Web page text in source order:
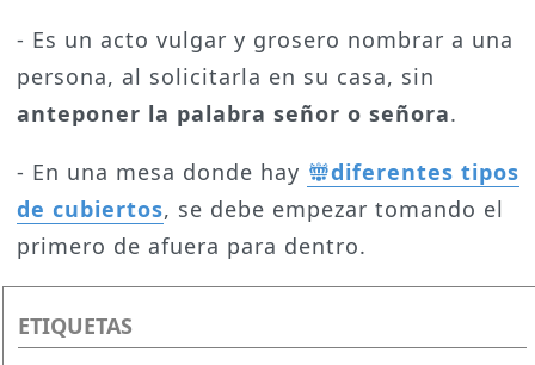
- Es un acto vulgar y grosero nombrar a una
persona, al solicitarla en su casa, sin
anteponer la palabra señor o señora.
- En una mesa donde hay
diferentes tipos
de cubiertos, se debe empezar tomando el
primero de afuera para dentro.
ETIQUETAS